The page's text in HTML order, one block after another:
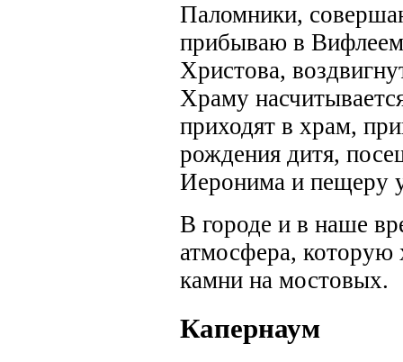
Паломники,
прибываю в
Христова,
Храму
приходят в храм,
рождения дитя,
Иеронима и пещеру
В городе и в наше
атмосфера, которую
камни на мостовых.
Капернаум